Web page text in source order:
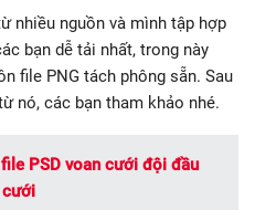
nhiều nguồn và mình tập hợp
bạn dễ tải nhất, trong này
file PNG tách phông sẵn. Sau
nó, các bạn tham khảo nhé.
PSD voan cưới đội đầu
cưới